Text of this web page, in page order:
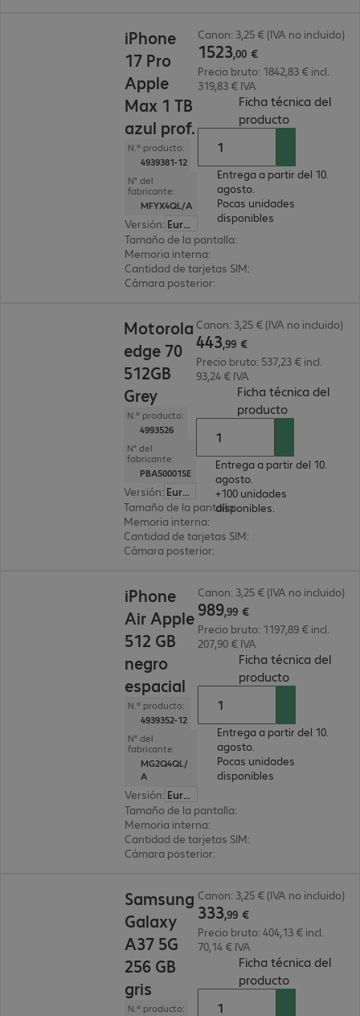
iPhone
17 Pro
Apple
Max 1 TB
azul prof.
N.º producto:
4939381-12
N° del
fabricante:
MFYX4QL/A
Versión:
Europa
Tamaño de la pantalla:
Memoria interna:
Cantidad de tarjetas SIM:
Cámara posterior:
Canon: 3,25 € (IVA no incluido)
1523,00 €
Precio bruto: 1842,83 € incl.
319,83 € IVA
Ficha técnica del
producto(
Entrega a partir del 10.
agosto.
Pocas unidades
disponibles
Motorola
edge 70
512GB
Grey
N.º producto:
4993526
N° del
fabricante:
PBA50001SE
Versión:
Europa
Tamaño de la pantalla:16,9 cm (6,67")
Memoria interna:
Cantidad de tarjetas SIM:
Cámara posterior:
Canon: 3,25 € (IVA no incluido)
443,99 €
Precio bruto: 537,23 € incl.
93,24 € IVA
Ficha técnica del
producto(
Entrega a partir del 10.
agosto.
+100 unidades
disponibles.
iPhone
Air Apple
512 GB
negro
espacial
N.º producto:
4939352-12
N° del
fabricante:
MG2Q4QL/
A
Versión:
Europa
Tamaño de la pantalla:
Memoria interna:
Cantidad de tarjetas SIM:
Cámara posterior:
Canon: 3,25 € (IVA no incluido)
989,99 €
Precio bruto: 1197,89 € incl.
207,90 € IVA
Ficha técnica del
producto(
Entrega a partir del 10.
agosto.
Pocas unidades
disponibles
Samsung
Galaxy
A37 5G
256 GB
gris
N.º producto:
Canon: 3,25 € (IVA no incluido)
333,99 €
Precio bruto: 404,13 € incl.
70,14 € IVA
Ficha técnica del
producto(